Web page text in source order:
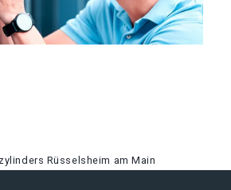
Rüsselsheim am Main